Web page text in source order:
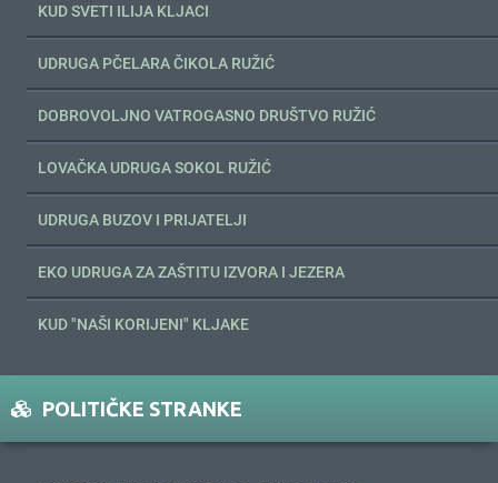
KUD SVETI ILIJA KLJACI
UDRUGA PČELARA ČIKOLA RUŽIĆ
DOBROVOLJNO VATROGASNO DRUŠTVO RUŽIĆ
LOVAČKA UDRUGA SOKOL RUŽIĆ
UDRUGA BUZOV I PRIJATELJI
EKO UDRUGA ZA ZAŠTITU IZVORA I JEZERA
KUD "NAŠI KORIJENI" KLJAKE
POLITIČKE STRANKE